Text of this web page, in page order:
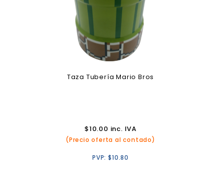
Taza Tubería Mario Bros
$10.00 inc. IVA
(Precio oferta al contado)
PVP:$10.80